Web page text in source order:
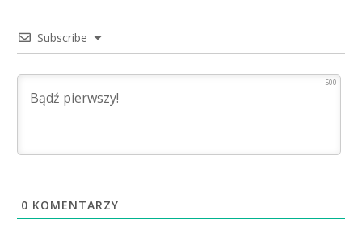
Subscribe
500
0 KOMENTARZY